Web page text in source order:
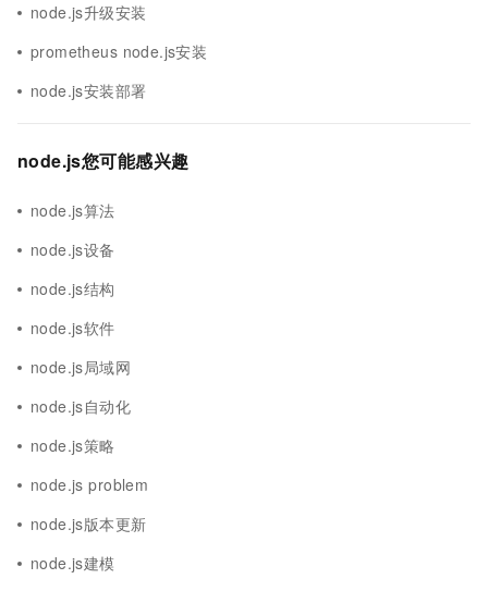
node.js升级安装
prometheus node.js安装
node.js安装部署
node.js您可能感兴趣
node.js算法
node.js设备
node.js结构
node.js软件
node.js局域网
node.js自动化
node.js策略
node.js problem
node.js版本更新
node.js建模